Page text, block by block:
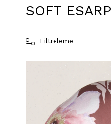
SOFT ESARP
Filtreleme